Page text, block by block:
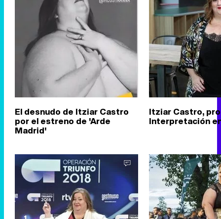
El desnudo de Itziar Castro
por el estreno de 'Arde
Madrid'
Itziar Castro,
Interpretación